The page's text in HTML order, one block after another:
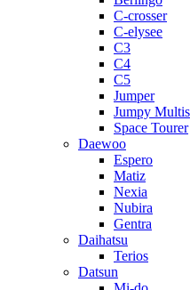
C-crosser
C-elysee
C3
C4
C5
Jumper
Jumpy
Space Tourer
Daewoo
Espero
Matiz
Nexia
Nubira
Gentra
Daihatsu
Terios
Datsun